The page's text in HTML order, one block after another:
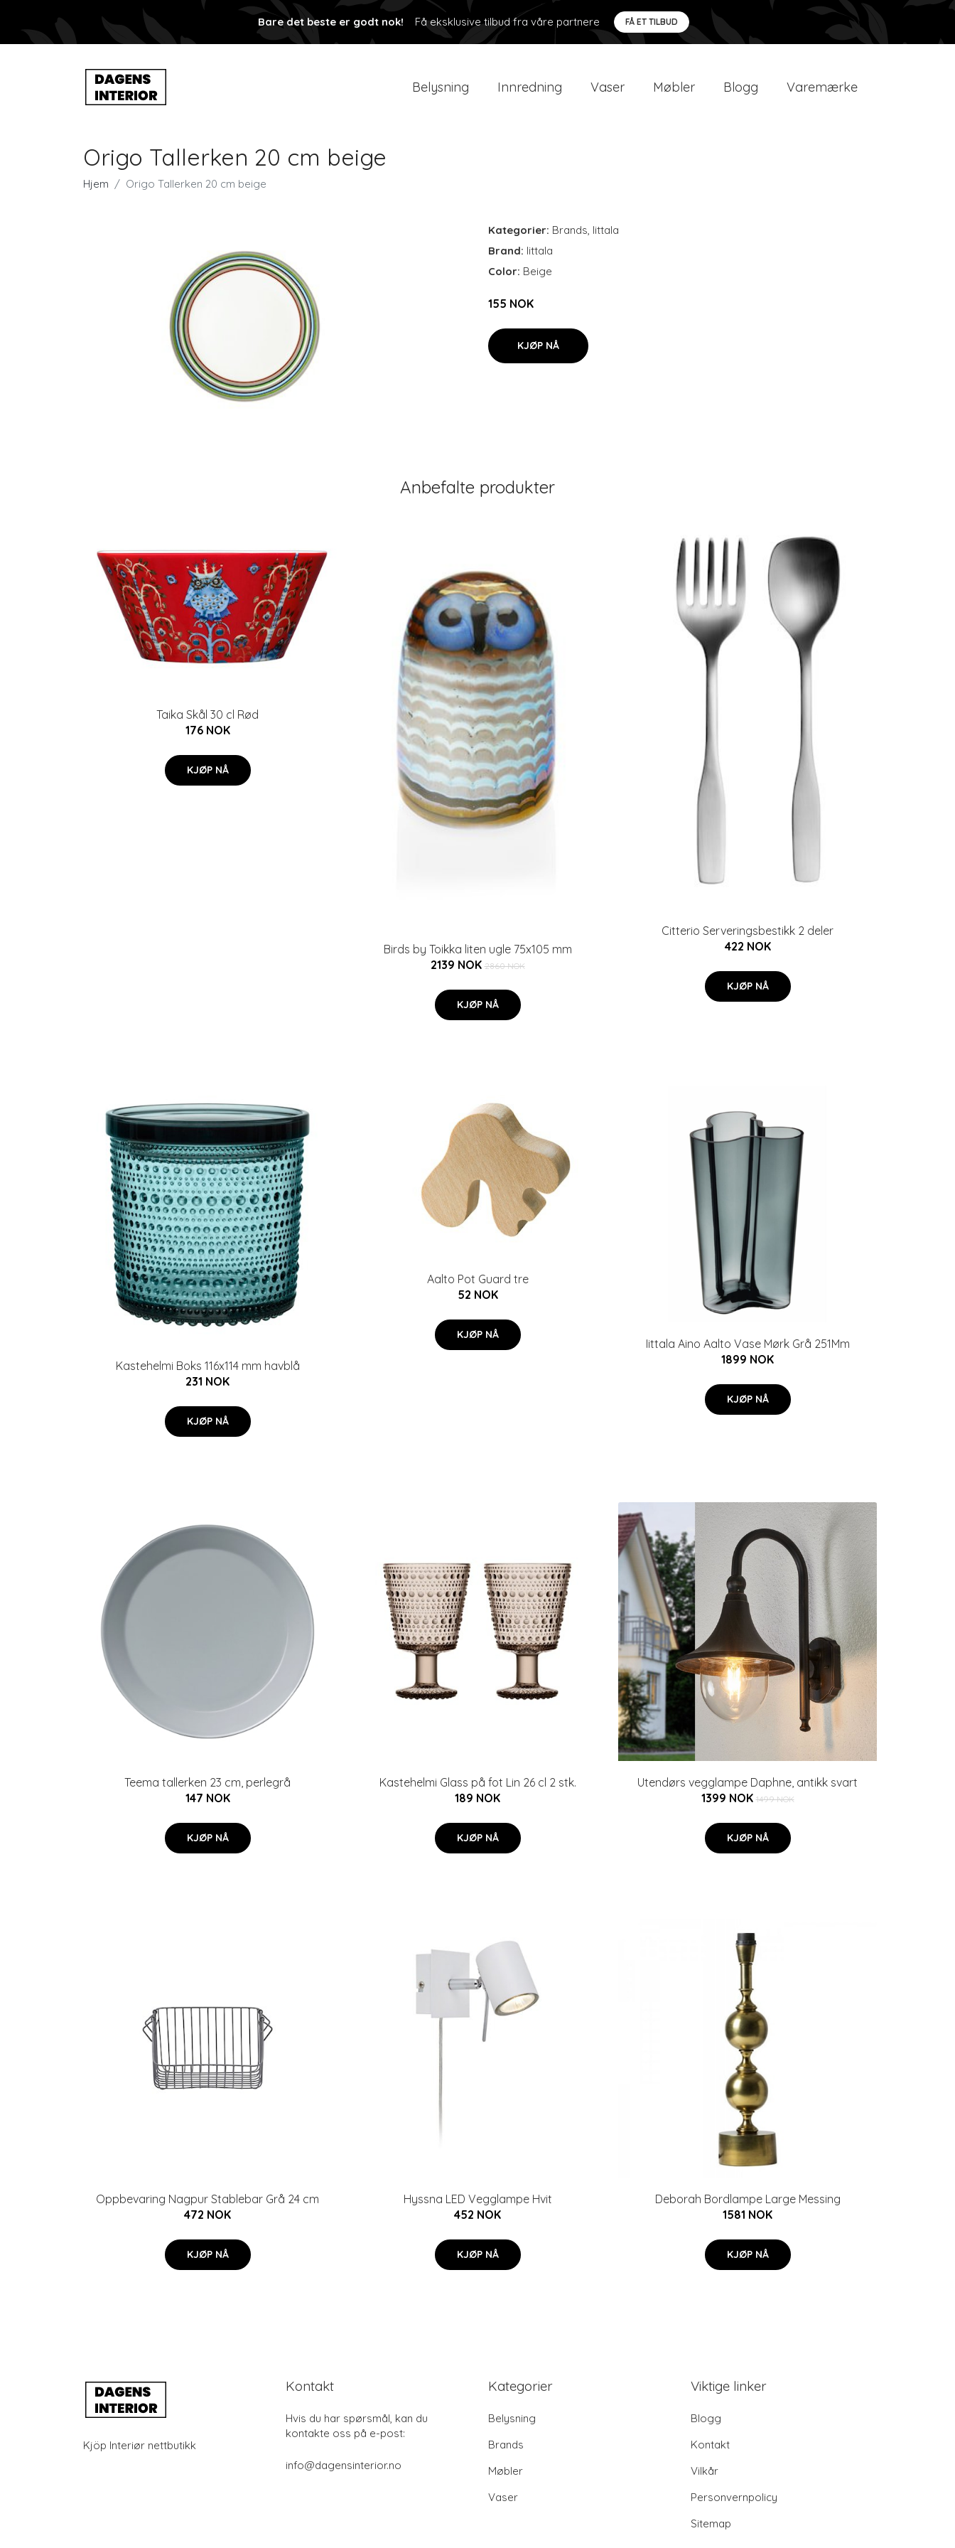
Bare det beste er godt nok! Få eksklusive tilbud fra våre partnere FÅ ET TILBUD
Belysning Innredning Vaser Møbler Blogg Varemærke
Origo Tallerken 20 cm beige
Hjem Origo Tallerken 20 cm beige
Kategorier: Brands, Iittala
Brand: Iittala
Color: Beige
155 NOK
KJØP NÅ
Anbefalte produkter
Taika Skål 30 cl Rød
176 NOK
KJØP NÅ
Birds by Toikka liten ugle 75x105 mm
2139 NOK 2860 NOK
KJØP NÅ
Citterio Serveringsbestikk 2 deler
422 NOK
KJØP NÅ
Kastehelmi Boks 116x114 mm havblå
231 NOK
KJØP NÅ
Aalto Pot Guard tre
52 NOK
KJØP NÅ
Iittala Aino Aalto Vase Mørk Grå 251Mm
1899 NOK
KJØP NÅ
Teema tallerken 23 cm, perlegrå
147 NOK
KJØP NÅ
Kastehelmi Glass på fot Lin 26 cl 2 stk.
189 NOK
KJØP NÅ
Utendørs vegglampe Daphne, antikk svart
1399 NOK 1499 NOK
KJØP NÅ
Oppbevaring Nagpur Stablebar Grå 24 cm
472 NOK
KJØP NÅ
Hyssna LED Vegglampe Hvit
452 NOK
KJØP NÅ
Deborah Bordlampe Large Messing
1581 NOK
KJØP NÅ
Kjöp Interiør nettbutikk
Kontakt
Hvis du har spørsmål, kan du
kontakte oss på e-post:
info@dagensinterior.no
Kategorier
Belysning
Brands
Møbler
Vaser
Viktige linker
Blogg
Kontakt
Vilkår
Personvernpolicy
Sitemap